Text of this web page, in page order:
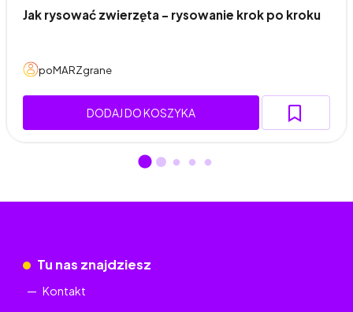
Jak rysować zwierzęta - rysowanie krok po kroku
poMARZgrane
DODAJ DO KOSZYKA
Tu nas znajdziesz
Kontakt